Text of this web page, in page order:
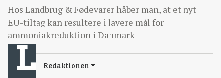
Hos Landbrug & Fødevarer håber man, at et nyt
EU-tiltag kan resultere i lavere mål for
ammoniakreduktion i Danmark
Redaktionen